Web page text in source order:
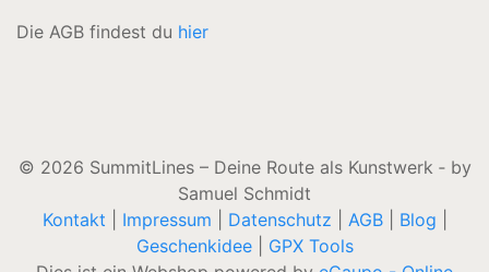
Die AGB findest du hier
© 2026 SummitLines – Deine Route als Kunstwerk ‐ by
Samuel Schmidt
Kontakt
Impressum Datenschutz AGB| Blog
Geschenkidee| GPX Tools